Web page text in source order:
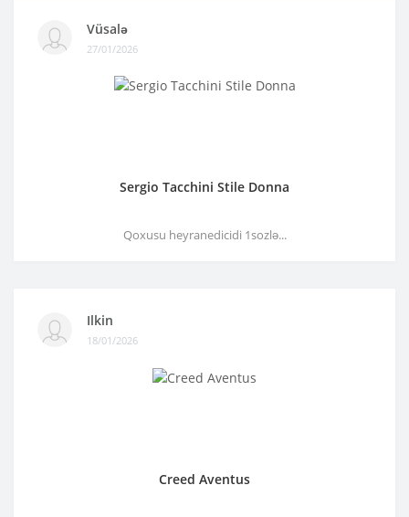
Vüsalə
27/01/2026
Sergio Tacchini Stile Donna
Qoxusu heyranedicidi 1sozlə...
Ilkin
18/01/2026
Creed Aventus